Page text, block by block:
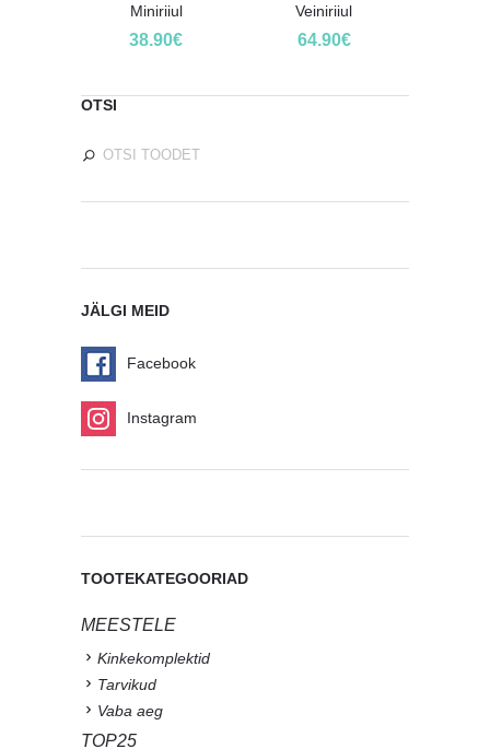
Miniriiul
38.90€
Veiniriiul
64.90€
OTSI
JÄLGI MEID
Facebook
Instagram
TOOTEKATEGOORIAD
MEESTELE
Kinkekomplektid
Tarvikud
Vaba aeg
TOP25